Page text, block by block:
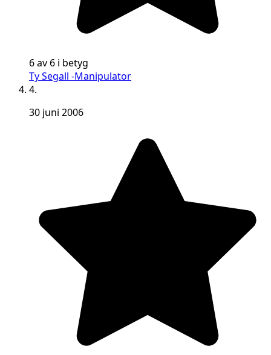
6 av 6 i betyg
Ty Segall -Manipulator
4.
30 juni 2006